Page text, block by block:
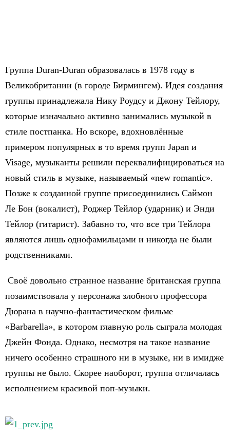
Группа Duran-Duran образовалась в 1978 году в
Великобритании (в городе Бирмингем). Идея создания
группы принадлежала Нику Роудсу и Джону Тейлору,
которые изначально активно занимались музыкой в
стиле постпанка. Но вскоре, вдохновлённые
примером популярных в то время групп Japan и
Visage, музыканты решили переквалифицироваться на
новый стиль в музыке, называемый «new romantic».
Позже к созданной группе присоединились Саймон
Ле Бон (вокалист), Роджер Тейлор (ударник) и Энди
Тейлор (гитарист). Забавно то, что все три Тейлора
являются лишь однофамильцами и никогда не были
родственниками.
Своё довольно странное название британская группа
позаимствовала у персонажа злобного профессора
Дюрана в научно-фантастическом фильме
«Barbarella», в котором главную роль сыграла молодая
Джейн Фонда. Однако, несмотря на такое название
ничего особенно страшного ни в музыке, ни в имидже
группы не было. Скорее наоборот, группа отличалась
исполнением красивой поп-музыки.